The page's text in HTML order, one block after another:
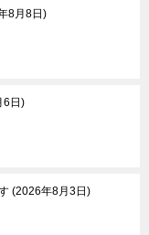
8月8日
日
2026年8月3日